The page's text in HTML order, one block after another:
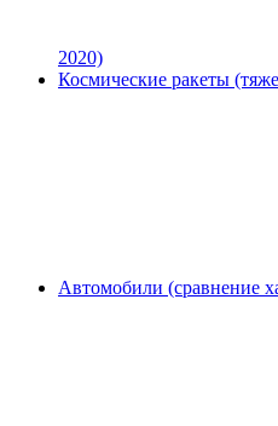
2020)
Космические ракеты
Автомобили (сравнение